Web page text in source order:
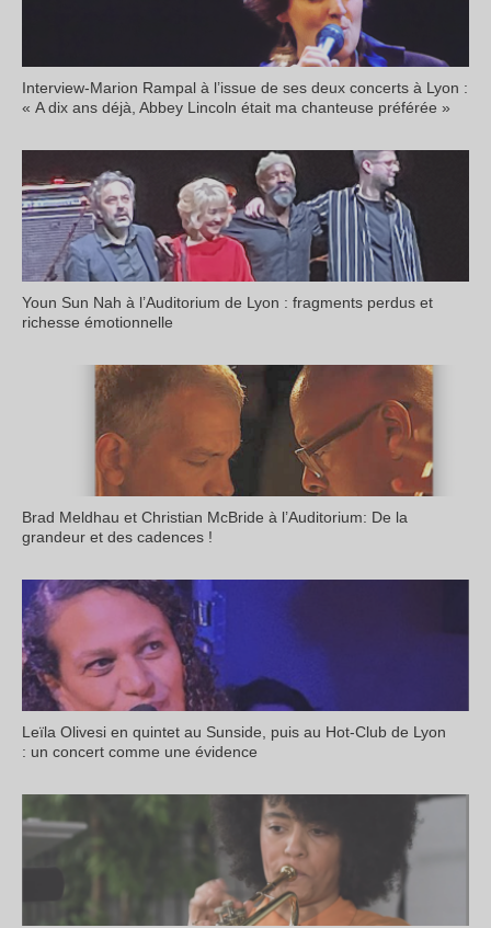
Interview-Marion Rampal à l’issue de ses deux concerts à Lyon :
« A dix ans déjà, Abbey Lincoln était ma chanteuse préférée »
Youn Sun Nah à l’Auditorium de Lyon : fragments perdus et
richesse émotionnelle
Brad Meldhau et Christian McBride à l’Auditorium: De la
grandeur et des cadences !
Leïla Olivesi en quintet au Sunside, puis au Hot-Club de Lyon
: un concert comme une évidence